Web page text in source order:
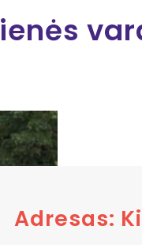
Adresas: